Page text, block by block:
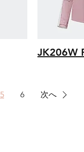
JK206W
5 6 次へ